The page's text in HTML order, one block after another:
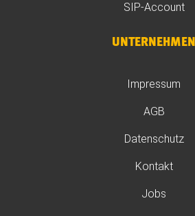
SIP-Account
UNTERNEHMEN
Impressum
AGB
Datenschutz
Kontakt
Jobs